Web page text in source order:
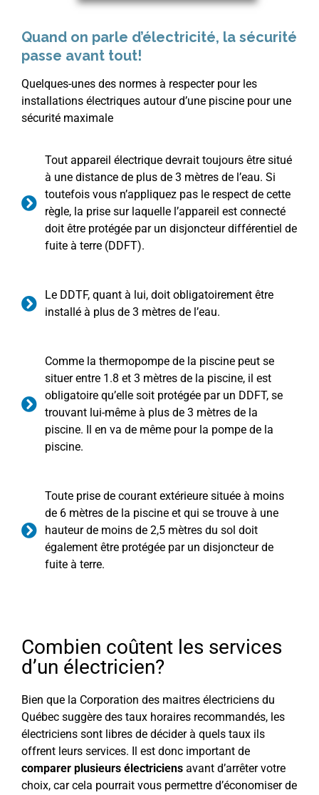
Quand on parle d’électricité, la sécurité
passe avant tout!
Quelques-unes des normes à respecter pour les
installations électriques autour d’une piscine pour une
sécurité maximale
Tout appareil électrique devrait toujours être situé
à une distance de plus de 3 mètres de l’eau. Si
toutefois vous n’appliquez pas le respect de cette
règle, la prise sur laquelle l’appareil est connecté
doit être protégée par un disjoncteur différentiel de
fuite à terre (DDFT).
Le DDTF, quant à lui, doit obligatoirement être
installé à plus de 3 mètres de l’eau.
Comme la thermopompe de la piscine peut se
situer entre 1.8 et 3 mètres de la piscine, il est
obligatoire qu’elle soit protégée par un DDFT, se
trouvant lui-même à plus de 3 mètres de la
piscine. Il en va de même pour la pompe de la
piscine.
Toute prise de courant extérieure située à moins
de 6 mètres de la piscine et qui se trouve à une
hauteur de moins de 2,5 mètres du sol doit
également être protégée par un disjoncteur de
fuite à terre.
Combien coûtent les services
d’un électricien?
Bien que la Corporation des maitres électriciens du
Québec suggère des taux horaires recommandés, les
électriciens sont libres de décider à quels taux ils
offrent leurs services. Il est donc important de
comparer plusieurs électriciens avant d’arrêter votre
choix, car cela pourrait vous permettre d’économiser de